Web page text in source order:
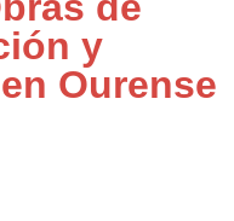
y
Ourense